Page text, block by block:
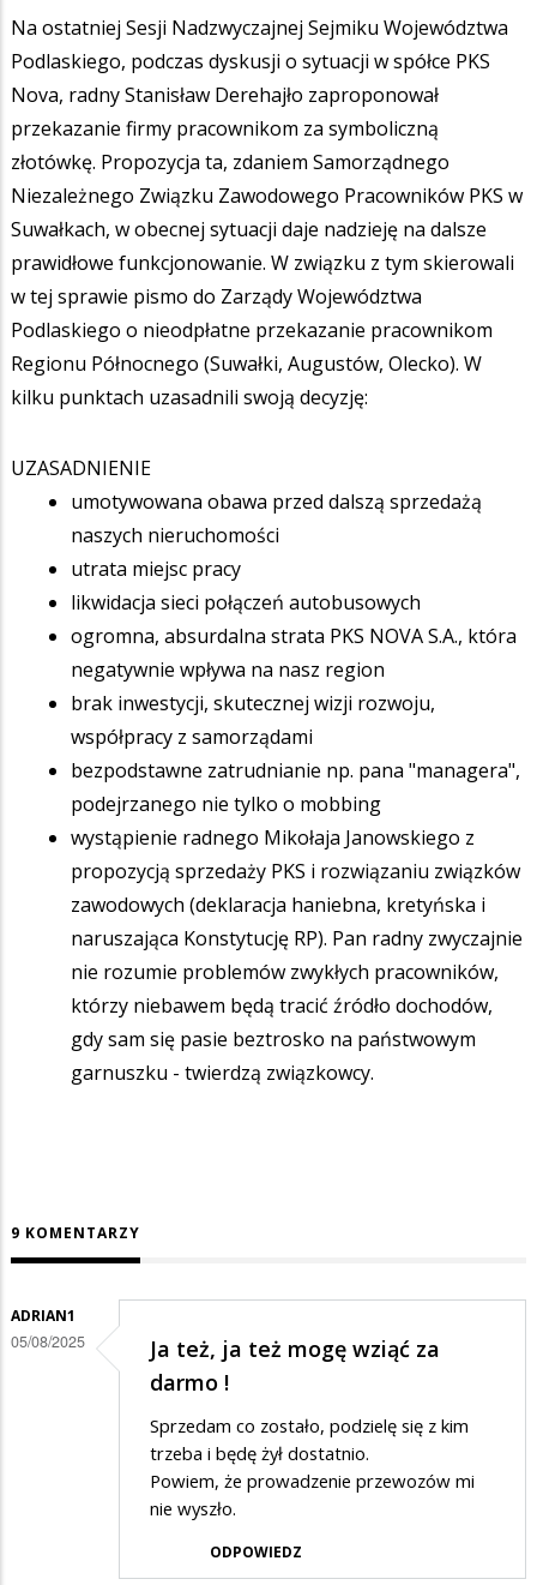
Na ostatniej Sesji Nadzwyczajnej Sejmiku Województwa
Podlaskiego, podczas dyskusji o sytuacji w spółce PKS
Nova, radny Stanisław Derehajło zaproponował
przekazanie firmy pracownikom za symboliczną
złotówkę. Propozycja ta, zdaniem Samorządnego
Niezależnego Związku Zawodowego Pracowników PKS w
Suwałkach, w obecnej sytuacji daje nadzieję na dalsze
prawidłowe funkcjonowanie. W związku z tym skierowali
w tej sprawie pismo do Zarządy Województwa
Podlaskiego o nieodpłatne przekazanie pracownikom
Regionu Północnego (Suwałki, Augustów, Olecko). W
kilku punktach uzasadnili swoją decyzję:
UZASADNIENIE
umotywowana obawa przed dalszą sprzedażą
naszych nieruchomości
utrata miejsc pracy
likwidacja sieci połączeń autobusowych
ogromna, absurdalna strata PKS NOVA S.A., która
negatywnie wpływa na nasz region
brak inwestycji, skutecznej wizji rozwoju,
współpracy z samorządami
bezpodstawne zatrudnianie np. pana "managera",
podejrzanego nie tylko o mobbing
wystąpienie radnego Mikołaja Janowskiego z
propozycją sprzedaży PKS i rozwiązaniu związków
zawodowych (deklaracja haniebna, kretyńska i
naruszająca Konstytucję RP). Pan radny zwyczajnie
nie rozumie problemów zwykłych pracowników,
którzy niebawem będą tracić źródło dochodów,
gdy sam się pasie beztrosko na państwowym
garnuszku - twierdzą związkowcy.
9 KOMENTARZY
ADRIAN1
05/08/2025
Ja też, ja też mogę wziąć za
darmo !
Sprzedam co zostało, podzielę się z kim
trzeba i będę żył dostatnio.
Powiem, że prowadzenie przewozów mi
nie wyszło.
ODPOWIEDZ